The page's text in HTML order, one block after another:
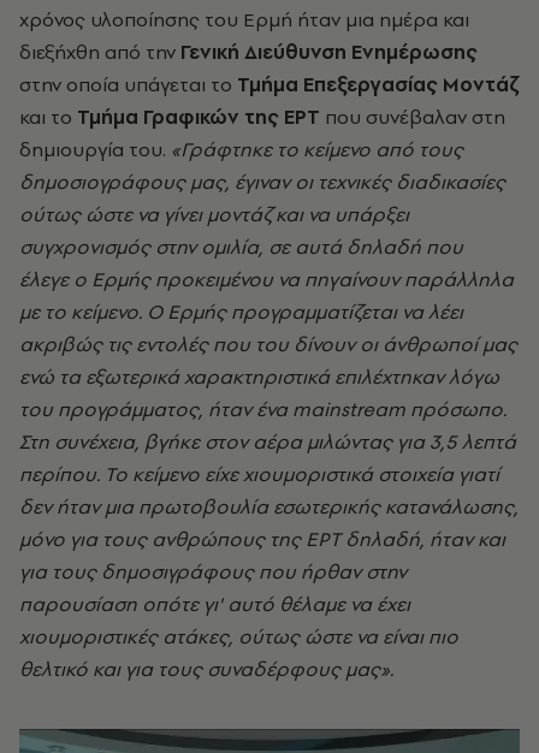
χρόνος υλοποίησης του Ερμή ήταν μια ημέρα και
διεξήχθη από την Γενική Διεύθυνση Ενημέρωσης
στην οποία υπάγεται το Τμήμα Επεξεργασίας Μοντάζ
και το Τμήμα Γραφικών της ΕΡΤ που συνέβαλαν στη
δημιουργία του. «Γράφτηκε το κείμενο από τους
δημοσιογράφους μας, έγιναν οι τεχνικές διαδικασίες
ούτως ώστε να γίνει μοντάζ και να υπάρξει
συγχρονισμός στην ομιλία, σε αυτά δηλαδή που
έλεγε ο Ερμής προκειμένου να πηγαίνουν παράλληλα
με το κείμενο. Ο Ερμής προγραμματίζεται να λέει
ακριβώς τις εντολές που του δίνουν οι άνθρωποί μας
ενώ τα εξωτερικά χαρακτηριστικά επιλέχτηκαν λόγω
του προγράμματος, ήταν ένα mainstream πρόσωπο.
Στη συνέχεια, βγήκε στον αέρα μιλώντας για 3,5 λεπτά
περίπου. Το κείμενο είχε χιουμοριστικά στοιχεία γιατί
δεν ήταν μια πρωτοβουλία εσωτερικής κατανάλωσης,
μόνο για τους ανθρώπους της ΕΡΤ δηλαδή, ήταν και
για τους δημοσιγράφους που ήρθαν στην
παρουσίαση οπότε γι' αυτό θέλαμε να έχει
χιουμοριστικές ατάκες, ούτως ώστε να είναι πιο
θελτικό και για τους συναδέρφους μας».